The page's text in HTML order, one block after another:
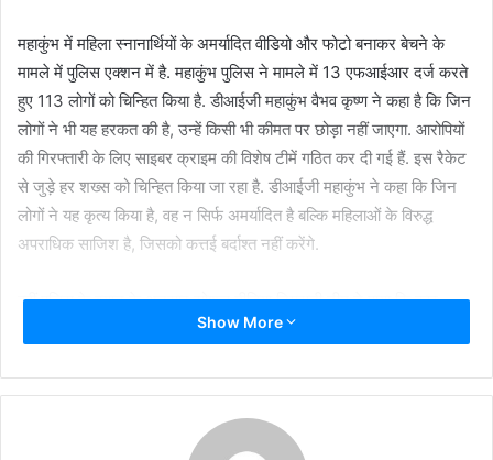
महाकुंभ में महिला स्नानार्थियों के अमर्यादित वीडियो और फोटो बनाकर बेचने के
मामले में पुलिस एक्शन में है. महाकुंभ पुलिस ने मामले में 13 एफआईआर दर्ज करते
हुए 113 लोगों को चिन्हित किया है. डीआईजी महाकुंभ वैभव कृष्ण ने कहा है कि जिन
लोगों ने भी यह हरकत की है, उन्हें किसी भी कीमत पर छोड़ा नहीं जाएगा. आरोपियों
की गिरफ्तारी के लिए साइबर क्राइम की विशेष टीमें गठित कर दी गई हैं. इस रैकेट
से जुड़े हर शख्स को चिन्हित किया जा रहा है. डीआईजी महाकुंभ ने कहा कि जिन
लोगों ने यह कृत्य किया है, वह न सिर्फ अमर्यादित है बल्कि महिलाओं के विरुद्ध
अपराधिक साजिश है, जिसको कत्तई बर्दाश्त नहीं करेंगे.
वहीं पुलिस के बयान के अनुसार सोशल मीडिया निगरानी टीम ने पाया कि कुछ
सोशल मीडिया मंच पर कुंभ मेले में महिलाओं के स्नान और कपड़े बदलने के वीडियो
कोतवाली कुंभ मेला थाने में मामले दर्ज किए गए और कानूनी कार्रवाई शुरू की गई.
पुलिस ने कहा पहली बार, 17 फरवरी को महिला तीर्थयात्रियों के अनुचित वीडियो
पोस्ट करने के आरोप में एक ‘इंस्टाग्राम’ अकाउंट के खिलाफ मामला दर्ज किया
Show More